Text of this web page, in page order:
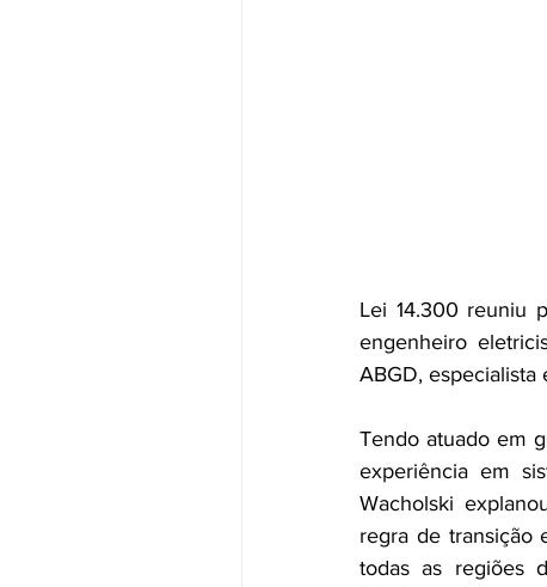
Lei 14.300 reuniu
engenheiro
ABGD, especialista
Tendo atuado em
experiência em
Wacholski
regra de transição
todas as regiões